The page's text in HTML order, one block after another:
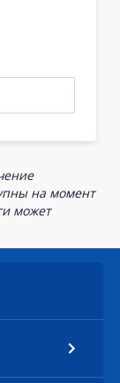
на момент
может